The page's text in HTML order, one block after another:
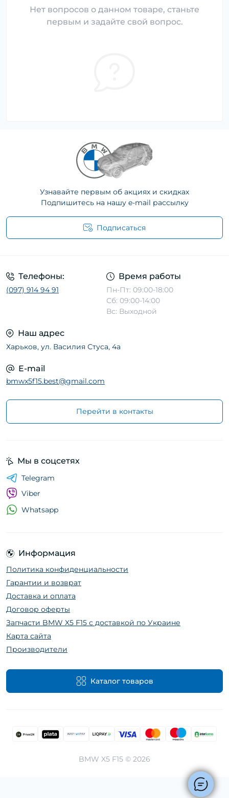
Нет вопросов о данном товаре, станьте
первым и задайте свой вопрос.
Узнавайте первым об акциях и скидках
Подпишитесь на нашу e-mail рассылку
Подписаться
Телефоны:
(097) 914 94 91
Время работы
Пн-Пт: 09:00-18:00
Сб: 09:00-14:00
Вс: Выходной
Наш адрес
Харьков, ул. Василия Стуса, 4а
E-mail
bmwx5f15.best@gmail.com
Перейти в контакты
Информация
Политика конфиденциальности
Гарантии и возврат
Доставка и оплата
Договор оферты
Запчасти BMW X5 F15 с доставкой по Украине
Карта сайта
Производители
Каталог товаров
Мы в соцсетях
Telegram
Viber
Whatsapp
BMW X5 F15 © 2026